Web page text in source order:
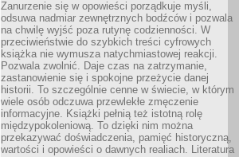
Zanurzenie się w opowieści porządkuje myśli,
odsuwa nadmiar zewnętrznych bodźców i pozwala
na chwilę wyjść poza rutynę codzienności. W
przeciwieństwie do szybkich treści cyfrowych
książka nie wymusza natychmiastowej reakcji.
Pozwala zwolnić. Daje czas na zatrzymanie,
zastanowienie się i spokojne przeżycie danej
historii. To szczególnie cenne w świecie, w którym
wiele osób odczuwa przewlekłe zmęczenie
informacyjne. Książki pełnią też istotną rolę
międzypokoleniową. To dzięki nim można
przekazywać doświadczenia, pamięć historyczną,
wartości i opowieści o dawnych realiach. Literatura